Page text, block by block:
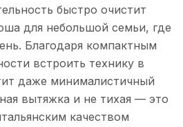
быстро очистит
для небольшой семьи, где
Благодаря компактным
встроить технику в
даже минималистичный
вытяжка и не тихая — это
качеством